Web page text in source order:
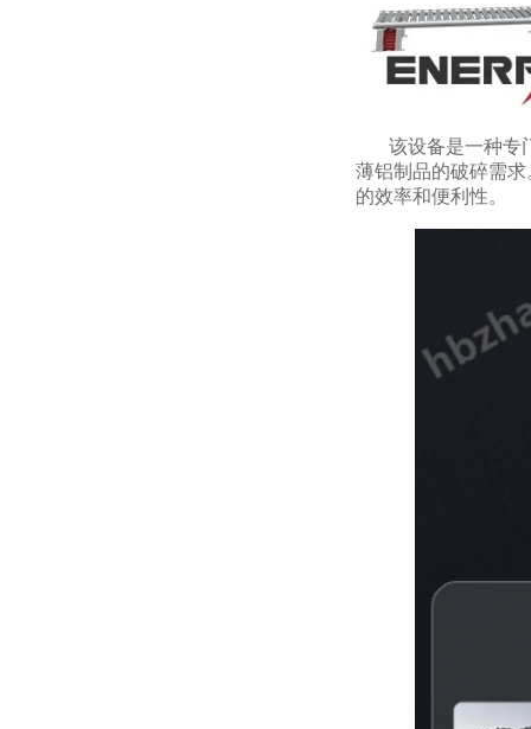
该设备是一种专
薄铝制品的破碎需
的效率和便利性。